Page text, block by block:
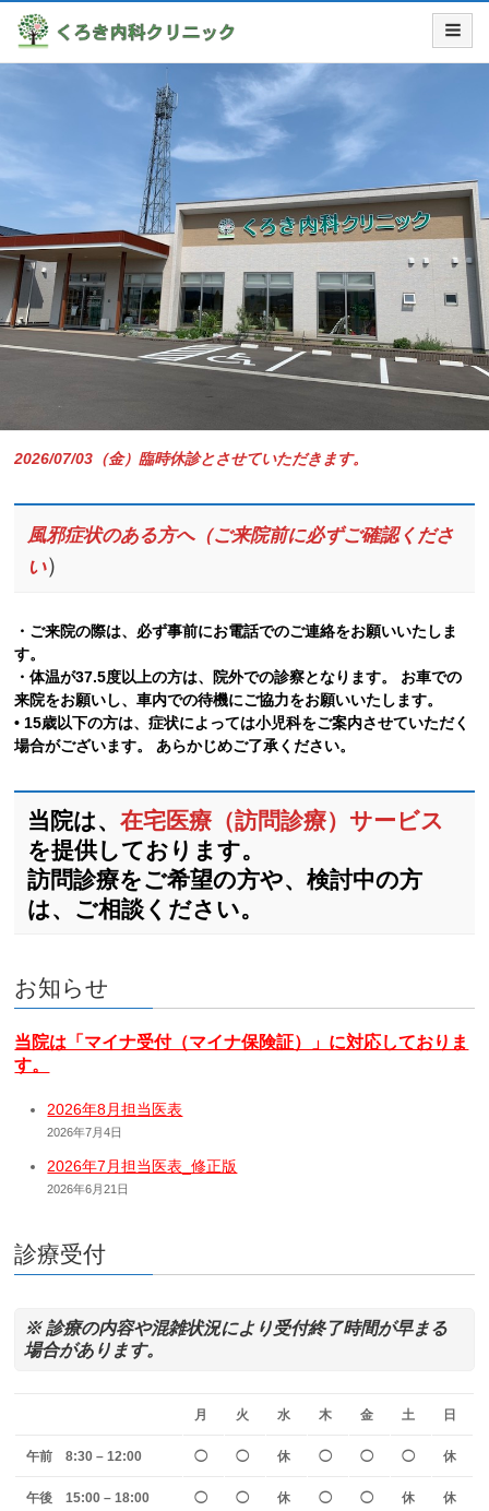
2026/07/03（金）臨時休診とさせていただきます。
風邪症状のある方へ（ご来院前に必ずご確認くださ
い）
・ご来院の際は、必ず事前にお電話でのご連絡をお願いいたしま
す。
・体温が37.5度以上の方は、院外での診察となります。 お車での
来院をお願いし、車内での待機にご協力をお願いいたします。
• 15歳以下の方は、症状によっては小児科をご案内させていただく
場合がございます。 あらかじめご了承ください。
当院は、在宅医療（訪問診療）サービス
を提供しております。
訪問診療をご希望の方や、検討中の方
は、ご相談ください。
お知らせ
当院は「マイナ受付（マイナ保険証）」に対応しておりま
す。
2026年8月担当医表
2026年7月4日
2026年7月担当医表_修正版
2026年6月21日
診療受付
※ 診療の内容や混雑状況により受付終了時間が早まる
場合があります。
月 火 水 木 金 土 日
午前 8:30 – 12:00 ◯ ◯ 休 ◯ ◯ ◯ 休
午後 15:00 – 18:00 ◯ ◯ 休 ◯ ◯ 休 休